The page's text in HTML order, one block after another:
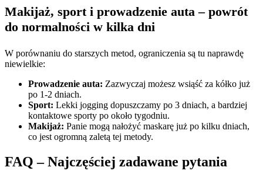
Makijaż, sport i prowadzenie auta – powrót
do normalności w kilka dni
W porównaniu do starszych metod, ograniczenia są tu naprawdę
niewielkie:
Prowadzenie auta: Zazwyczaj możesz wsiąść za kółko już
po 1-2 dniach.
Sport: Lekki jogging dopuszczamy po 3 dniach, a bardziej
kontaktowe sporty po około tygodniu.
Makijaż: Panie mogą nałożyć maskarę już po kilku dniach,
co jest ogromną zaletą tej metody.
FAQ – Najczęściej zadawane pytania